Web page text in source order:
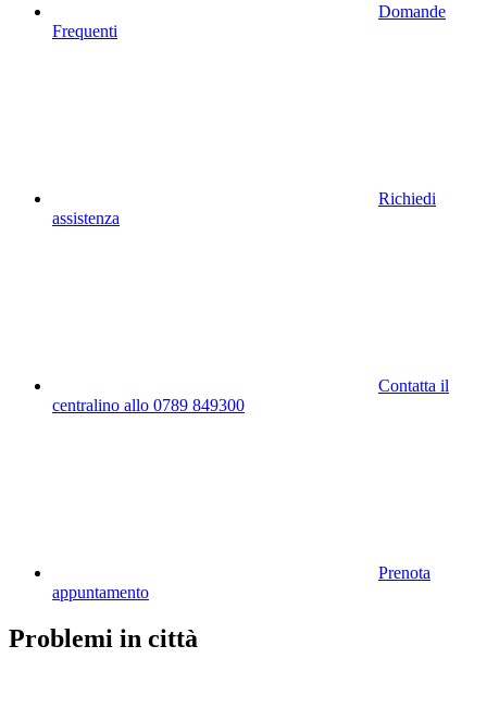
Domande
Frequenti
Richiedi
assistenza
Contatta il
centralino allo 0789 849300
Prenota
appuntamento
Problemi in città